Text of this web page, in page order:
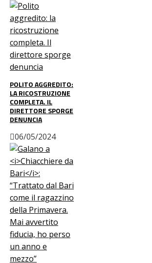
POLITO AGGREDITO:
LA RICOSTRUZIONE
COMPLETA. IL
DIRETTORE SPORGE
DENUNCIA
06/05/2024